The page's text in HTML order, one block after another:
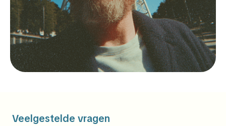
Veelgestelde vragen